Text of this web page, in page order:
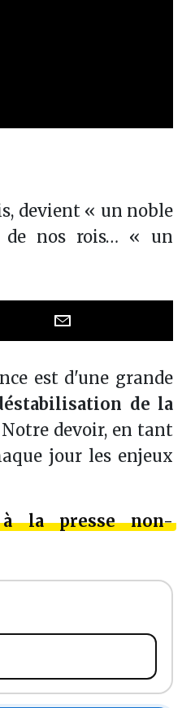
devient « un noble
de nos rois… « un
Partager par e-
est d'une grande
de la
Notre devoir, en tant
jour les enjeux
à la presse non-